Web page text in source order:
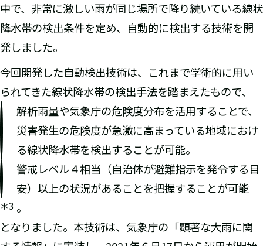
中で、非常に激しい雨が同じ場所で降り続いている線状
降水帯の検出条件を定め、自動的に検出する技術を開
発しました。
今回開発した自動検出技術は、これまで学術的に用い
られてきた線状降水帯の検出手法を踏まえたもので、
解析雨量や気象庁の危険度分布を活用することで、
災害発生の危険度が急激に高まっている地域におけ
る線状降水帯を検出することが可能。
警戒レベル４相当（自治体が避難指示を発令する目
安）以上の状況があることを把握することが可能
＊3 。
となりました。本技術は、気象庁の「顕著な大雨に関